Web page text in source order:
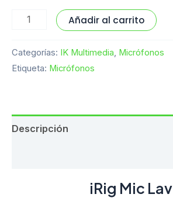
Añadir al carrito
Categorías: IK Multimedia, Micrófonos
Etiqueta: Micrófonos
Descripción
iRig Mic Lav